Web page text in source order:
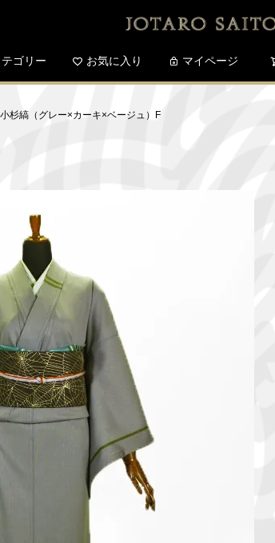
テゴリー お気に入り マイページ
検索
杉縞（グレー×カーキ×ベージュ）F